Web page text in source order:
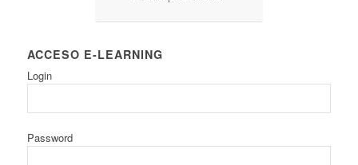
ACCESO E-LEARNING
Login
Password